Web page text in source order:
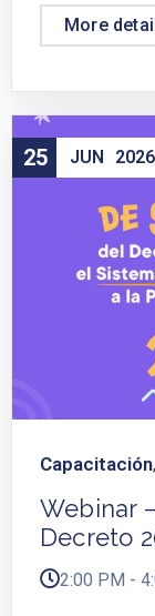
More
25 JUN 2026
Capacitación,
Webinar
Decreto
2:00 PM -